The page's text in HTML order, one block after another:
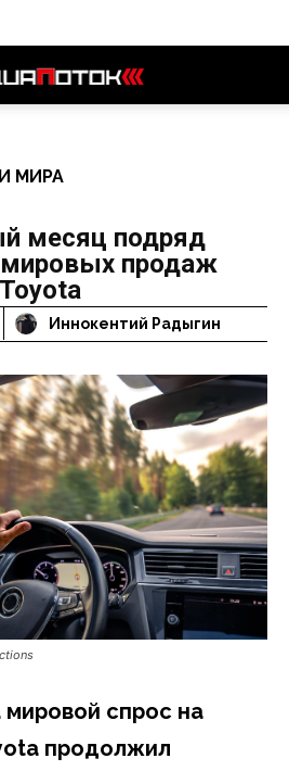
МИРА
месяц подряд
мировых продаж
Иннокентий Радыгин
мировой спрос на
продолжил